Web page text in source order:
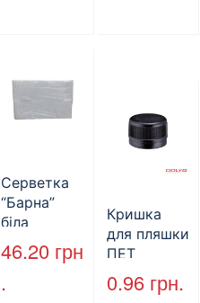
Серветка
“Барна”
біла
PAPERO
500 шт (6/
46.20 грн
.
Кришка
для пляшки
ПЕТ
стандарт
(КВ-28мм),
0.96 грн.